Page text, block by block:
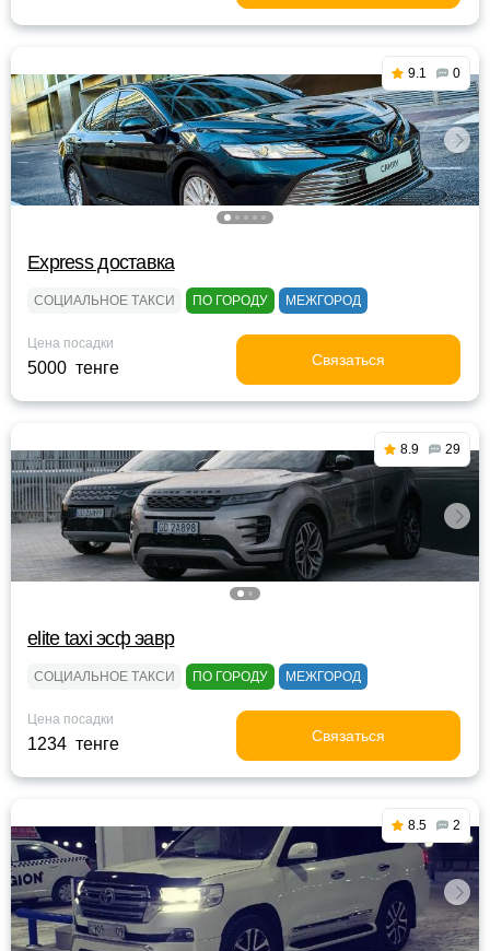
9.1 0
Express доставка
СОЦИАЛЬНОЕ ТАКСИ ПО ГОРОДУ МЕЖГОРОД
Цена посадки
5000 тенге Связаться
8.9 29
elite taxi эсф эавр
СОЦИАЛЬНОЕ ТАКСИ ПО ГОРОДУ МЕЖГОРОД
Цена посадки
1234 тенге Связаться
8.5 2